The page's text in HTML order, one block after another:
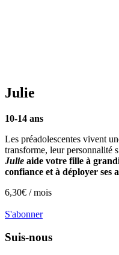
Julie
10-14 ans
Les préadolescentes vivent
transforme, leur personnalité
Julie aide votre fille à
confiance et à déployer ses
6,30€ /mois
S'abonner
Suis-nous